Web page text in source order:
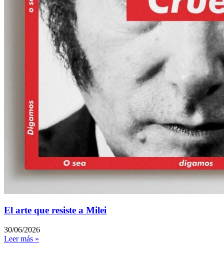
El arte que resiste a Milei
30/06/2026
Leer más »